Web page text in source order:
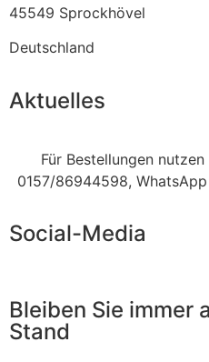
45549 Sprockhövel
Deutschland
Aktuelles
Für Bestellungen
0157/86944598,
Social-Media
Bleiben Sie immer
Stand